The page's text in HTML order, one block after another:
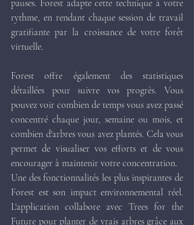
pauses. Forest adapte cette technique à votre
rythme, en rendant chaque session de travail
gratifiante par la croissance de votre forêt
virtuelle.
Forest offre également des statistiques
détaillées pour suivre vos progrès. Vous
pouvez voir combien de temps vous avez passé
concentré chaque jour, semaine ou mois, et
combien d'arbres vous avez plantés. Cela vous
permet de visualiser vos efforts et de vous
encourager à maintenir votre concentration.
Une des fonctionnalités les plus inspirantes de
Forest est son impact environnemental réel.
L'application collabore avec Trees for the
Future pour planter de vrais arbres grâce aux